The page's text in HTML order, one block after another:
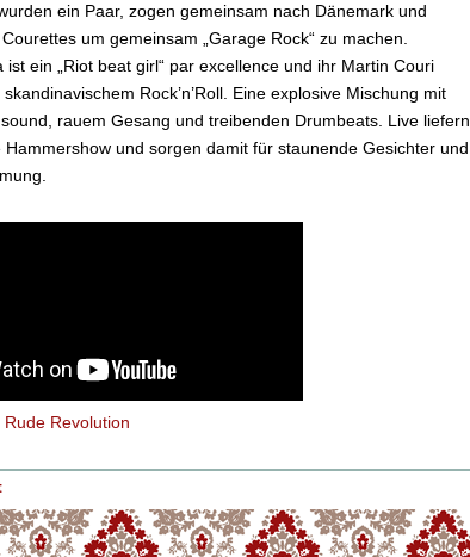
ein Paar, zogen gemeinsam nach Dänemark und
um gemeinsam „Garage Rock“ zu machen.
ist ein „Riot beat girl“ par excellence und ihr Martin Couri
Rock’n’Roll. Eine explosive Mischung mit
rauem Gesang und treibenden Drumbeats. Live liefern
Hammershow und sorgen damit für staunende Gesichter und
Rude Revolution